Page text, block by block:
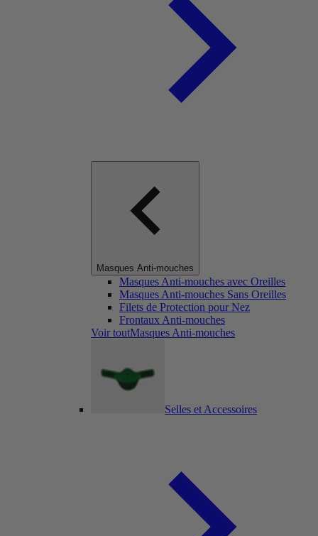
Masques Anti-mouches
Masques Anti-mouches avec Oreilles
Masques Anti-mouches Sans Oreilles
Filets de Protection pour Nez
Frontaux Anti-mouches
Voir toutMasques Anti-mouches
Selles et Accessoires